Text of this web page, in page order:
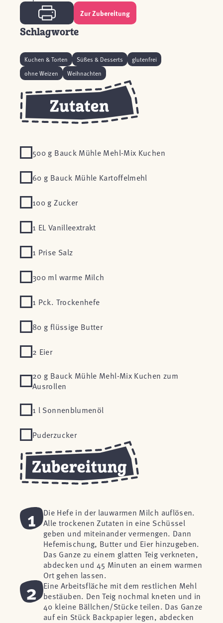
Zur Zubereitung
Schlagworte
Kuchen & Torten Süßes & Desserts
glutenfrei
ohne Weizen
Weihnachten
500 g Bauck Mühle Mehl-Mix Kuchen
60 g Bauck Mühle Kartoffelmehl
100 g Zucker
1 EL Vanilleextrakt
1 Prise Salz
300 ml warme Milch
1 Pck. Trockenhefe
80 g flüssige Butter
2 Eier
20 g Bauck Mühle Mehl-Mix Kuchen zum
Ausrollen
1 l Sonnenblumenöl
Puderzucker
1
Die Hefe in der lauwarmen Milch auflösen.
Alle trockenen Zutaten in eine Schüssel
geben und miteinander vermengen. Dann
Hefemischung, Butter und Eier hinzugeben.
Das Ganze zu einem glatten Teig verkneten,
abdecken und 45 Minuten an einem warmen
Ort gehen lassen.
2
Eine Arbeitsfläche mit dem restlichen Mehl
bestäuben. Den Teig nochmal kneten und in
40 kleine Bällchen/Stücke teilen. Das Ganze
auf ein Stück Backpapier legen, abdecken